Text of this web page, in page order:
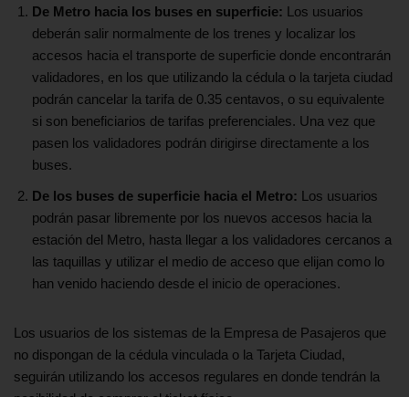
De Metro hacia los buses en superficie: Los usuarios
deberán salir normalmente de los trenes y localizar los
accesos hacia el transporte de superficie donde encontrarán
validadores, en los que utilizando la cédula o la tarjeta ciudad
podrán cancelar la tarifa de 0.35 centavos, o su equivalente
si son beneficiarios de tarifas preferenciales. Una vez que
pasen los validadores podrán dirigirse directamente a los
buses.
De los buses de superficie hacia el Metro: Los usuarios
podrán pasar libremente por los nuevos accesos hacia la
estación del Metro, hasta llegar a los validadores cercanos a
las taquillas y utilizar el medio de acceso que elijan como lo
han venido haciendo desde el inicio de operaciones.
Los usuarios de los sistemas de la Empresa de Pasajeros que
no dispongan de la cédula vinculada o la Tarjeta Ciudad,
seguirán utilizando los accesos regulares en donde tendrán la